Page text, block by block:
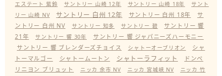
エステート 紫鈴
サントリー 山崎 12年 サントリー 山崎 18年
サント
リー 山崎 NV
サントリー 白州 12年 サントリー 白州 18年
サ
ントリー 白州 NV
サントリー 知多 サントリー 碧
サントリー 響
21年
サントリー 響 30年
サントリー 響 ジャパニーズハーモニー
サントリー 響 ブレンダーズチョイス
シャトーオーブリオン
シャ
トーマルゴー
シャトームートン シャトーラフィット
ドンペ
リニヨン ブリュット
ニッカ 余市 NV ニッカ 宮城峡 NV
ニッカ 竹